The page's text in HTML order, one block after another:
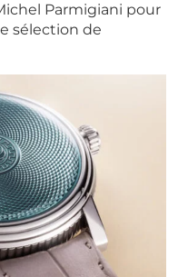
Parmigiani pour
sélection de